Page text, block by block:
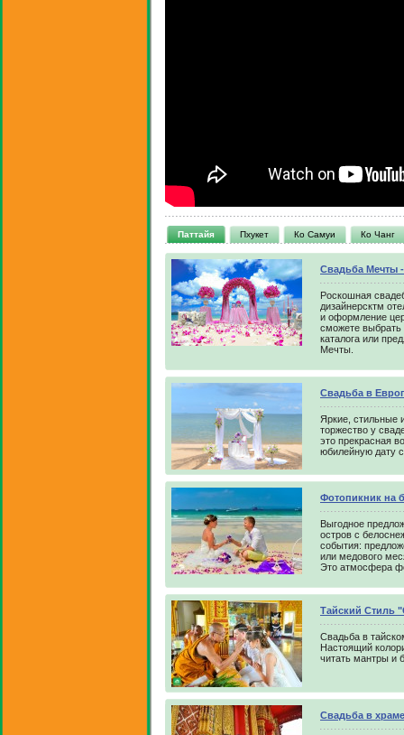
Паттайя Пхукет Ко Самуи Ко Чанг
Свадьба
Роскошная
дизайнерсктм
и оформление
сможете выбрать
каталога или
Мечты.
Свадьба в
Яркие, стильные
торжество у
это прекрасная
юбилейную дату
Фотопикник на
Выгодное
остров с
события:
или медового
Это атмосфера
Тайский Стиль
Свадьба в
Настоящий
читать мантры и
Свадьба в